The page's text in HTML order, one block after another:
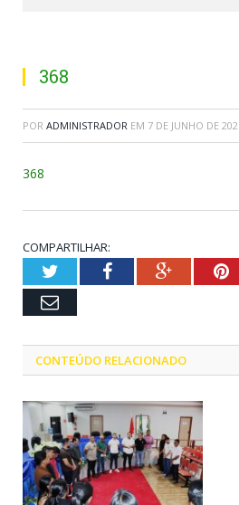
368
POR ADMINISTRADOR EM 7 DE JUNHO DE
368
COMPARTILHAR:
TwitterFacebookGoogle+
Email
CONTEÚDO RELACIONADO